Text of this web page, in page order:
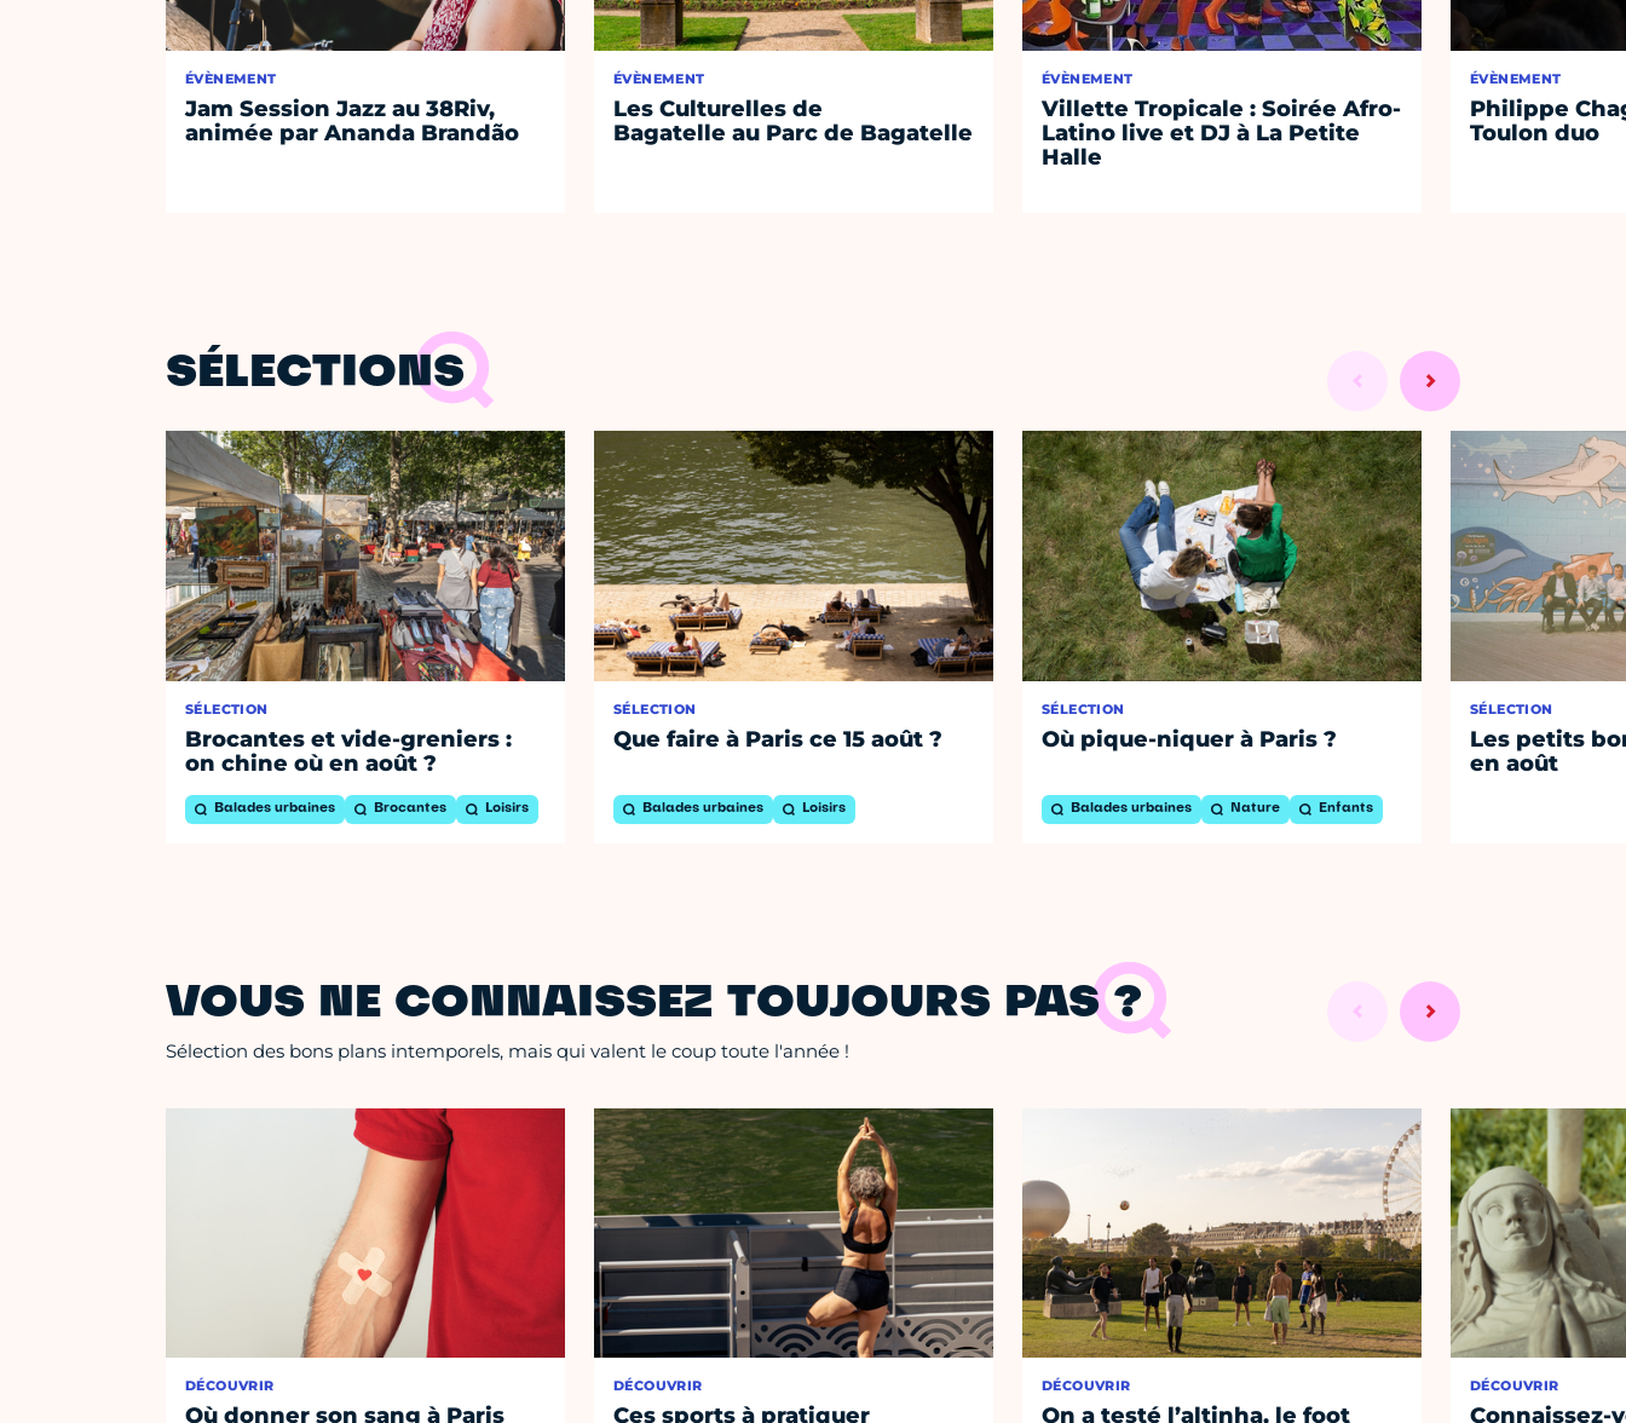
ÉVÈNEMENT
Jam Session Jazz au 38Riv,
animée par Ananda Brandão
ÉVÈNEMENT
Les Culturelles de
Bagatelle au Parc de Bagatelle
ÉVÈNEMENT
Villette Tropicale : Soirée Afro-
Latino live et DJ à La Petite
Halle
ÉVÈNEMENT
Philippe
Toulon duo
SÉLECTIONS
SÉLECTION
Brocantes et vide-greniers :
on chine où en août ?
Balades urbaines Brocantes Loisirs
SÉLECTION
Que faire à Paris ce 15 août ?
Balades urbaines Loisirs
SÉLECTION
Où pique-niquer à Paris ?
Balades urbaines Nature Enfants
SÉLECTION
Les petits
en août
VOUS NE CONNAISSEZ TOUJOURS PAS ?
Sélection des bons plans intemporels, mais qui valent le coup toute l'année !
DÉCOUVRIR
Où donner son sang à Paris
DÉCOUVRIR
Ces sports à pratiquer
DÉCOUVRIR
On a testé l’altinha, le foot
DÉCOUVRIR
Connaissez-